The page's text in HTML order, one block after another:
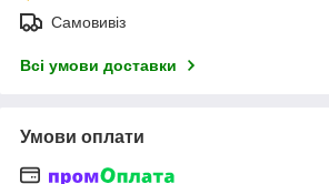
Самовивіз
Всі умови доставки
Умови оплати